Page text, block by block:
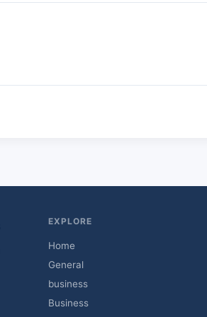
EXPLORE
Home
General
business
Business